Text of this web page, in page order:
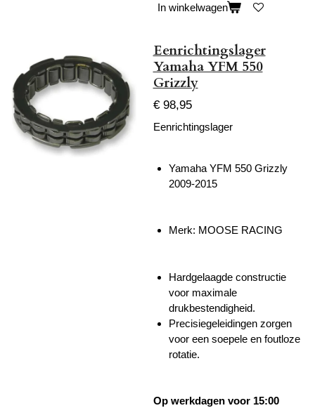
In winkelwagen
Eenrichtingslager
Yamaha YFM 550
Grizzly
€ 98,95
Eenrichtingslager
Yamaha YFM 550 Grizzly
2009-2015
Merk: MOOSE RACING
Hardgelaagde constructie
voor maximale
drukbestendigheid.
Precisiegeleidingen zorgen
voor een soepele en foutloze
rotatie.
Op werkdagen voor 15:00